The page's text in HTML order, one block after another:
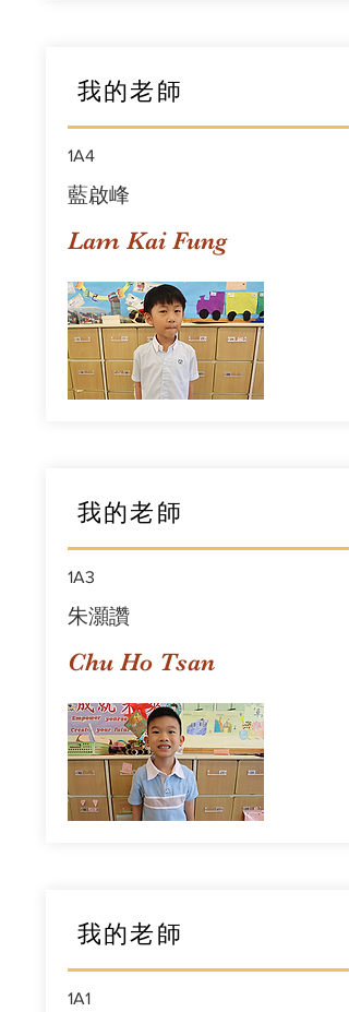
我的老師
1A4
藍啟峰
Lam Kai Fung
我的老師
1A3
朱灝讚
Chu Ho Tsan
我的老師
1A1